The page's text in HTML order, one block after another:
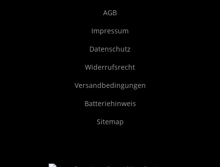
AGB
Impressum
Datenschutz
Widerrufsrecht
Versandbedingungen
Batteriehinweis
Sitemap